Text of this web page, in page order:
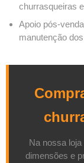
churrasqueiras
Apoio pós-
manutenção
Na nossa
dimensões e